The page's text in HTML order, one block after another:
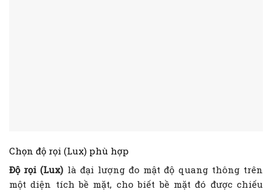
Chọn độ rọi (Lux) phù hợp
Độ rọi (Lux) là đại lượng đo mật độ quang thông trên
một diện tích bề mặt, cho biết bề mặt đó được chiếu